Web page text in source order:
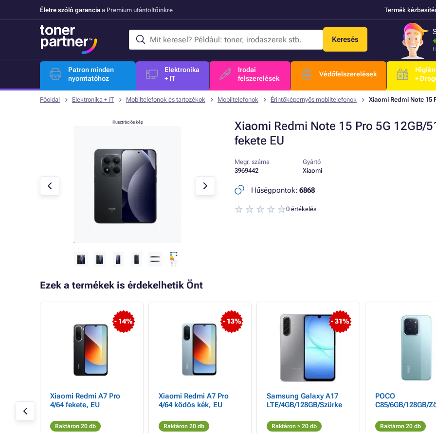
Életre szóló garancia a Premium utántöltőinkre Termék
Keresés
Patron minden
nyomtatóhoz
Elektronika
+ IT
Irodai
felszerelések
Védőfelszerelések
+
Főoldal Elektronika + IT Mobiltelefonok és tartozékok Mobiltelefonok Érintőképernyős mobiltelefonok Xiaomi Redmi Note 15
Xiaomi Redmi Note 15 Pro 5G 12GB/
fekete EU
Illusztrációs kép
Megr. száma
3969442
Gyártó
Xiaomi
Hűségpontok: 6868
0 értékelés
Ezek a termékek is érdekelhetik Önt
Fehér
- 14%
Xiaomi Redmi A7 Pro
4/64 fekete, EU
Raktáron 20 db
- 13%
Xiaomi Redmi A7 Pro
4/64 ködös kék, EU
Raktáron 20 db
- 31%
Samsung Galaxy A17
LTE/4GB/128GB/Szürke
Raktáron > 20 db
POCO
C85/6GB/128GB/
Raktáron 20 db